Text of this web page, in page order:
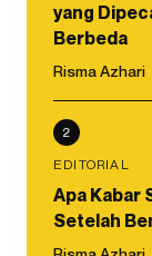
yang
Berbeda
Risma Azhari
2
EDITORIAL
Apa Kabar
Setelah